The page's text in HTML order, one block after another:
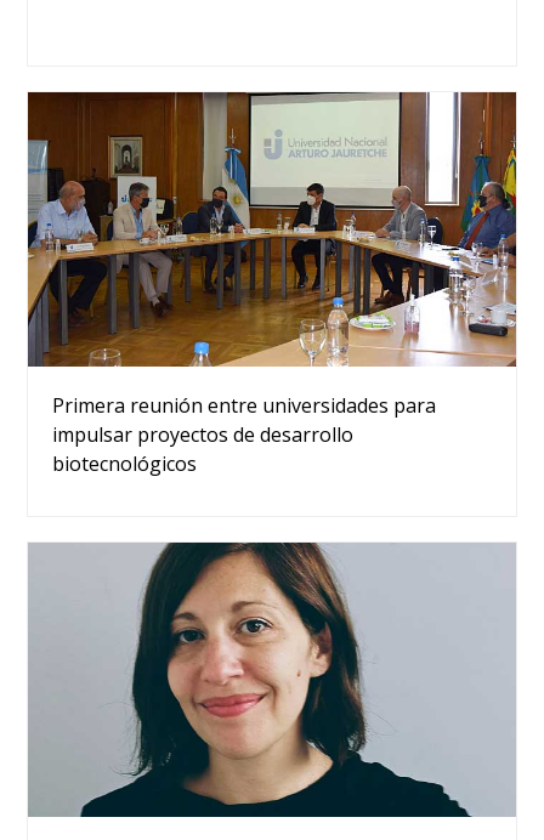
Primera reunión entre universidades para
impulsar proyectos de desarrollo
biotecnológicos